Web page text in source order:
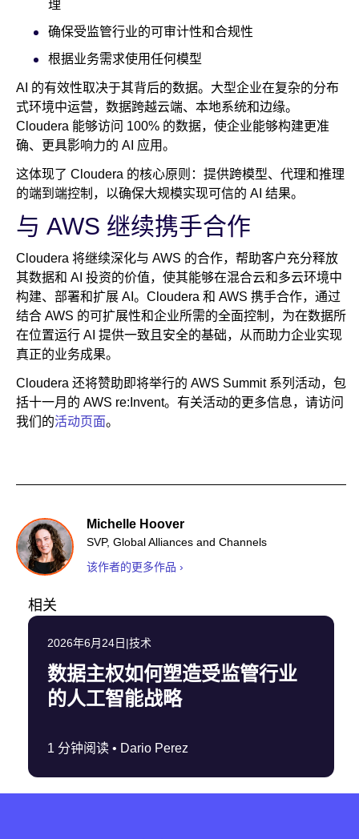
理
确保受监管行业的可审计性和合规性
根据业务需求使用任何模型
AI 的有效性取决于其背后的数据。大型企业在复杂的分布
式环境中运营，数据跨越云端、本地系统和边缘。
Cloudera 能够访问 100% 的数据，使企业能够构建更准
确、更具影响力的 AI 应用。
这体现了 Cloudera 的核心原则：提供跨模型、代理和推理
的端到端控制，以确保大规模实现可信的 AI 结果。
与 AWS 继续携手合作
Cloudera 将继续深化与 AWS 的合作，帮助客户充分释放
其数据和 AI 投资的价值，使其能够在混合云和多云环境中
构建、部署和扩展 AI。Cloudera 和 AWS 携手合作，通过
结合 AWS 的可扩展性和企业所需的全面控制，为在数据所
在位置运行 AI 提供一致且安全的基础，从而助力企业实现
真正的业务成果。
Cloudera 还将赞助即将举行的 AWS Summit 系列活动，包
括十一月的 AWS re:Invent。有关活动的更多信息，请访问
我们的活动页面。
Michelle Hoover
SVP, Global Alliances and Channels
该作者的更多作品 ›
相关
2026年6月24日 |技术
数据主权如何塑造受监管行业
的人工智能战略
1 分钟阅读 • Dario Perez